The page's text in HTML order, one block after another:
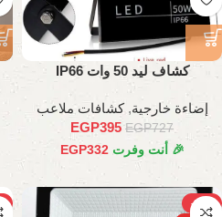
كشاف ليد 50 وات IP66
إضاءة خارجية,كشافات ملاعب
EGP727
EGP395
🎉 أنت وفرت EGP332
-29%